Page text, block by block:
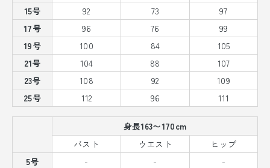
15号
92 73
97
17号
96 76
99
19号
100 84
105
21号
104 88
107
23号
108 92
109
25号
112 96 111
身長163〜170cm
バスト
ウエスト
ヒップ
5号
- -
-